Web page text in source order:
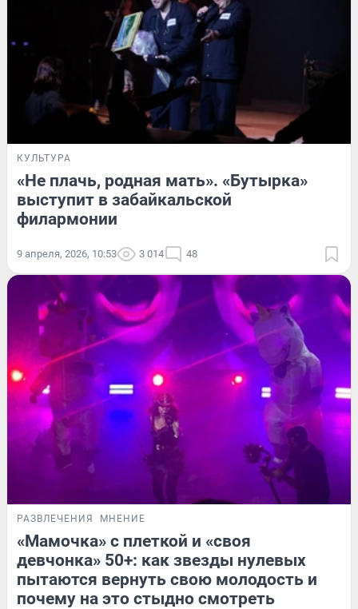
КУЛЬТУРА
«Не плачь, родная мать». «Бутырка»
выступит в забайкальской
филармонии
9 апреля, 2026, 10:53 3 014 48
РАЗВЛЕЧЕНИЯ МНЕНИЕ
«Мамочка» с плеткой и «своя
девчонка» 50+: как звезды нулевых
пытаются вернуть свою молодость и
почему на это стыдно смотреть